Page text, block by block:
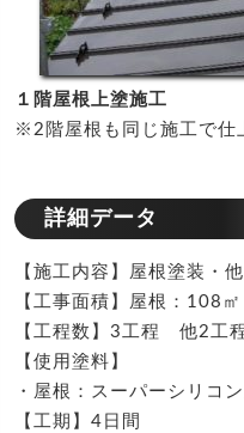
１階屋根上塗施工
※2階屋根も同じ施工で仕
詳細データ
【施工内容】屋根塗装・他
【工事面積】屋根：
【工程数】3工程 他2工
【使用塗料】
・屋根：スーパーシリコ
【工期】4日間